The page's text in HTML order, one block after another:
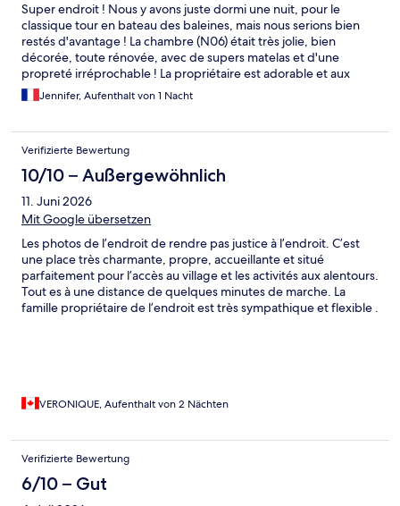
Super endroit ! Nous y avons juste dormi une nuit, pour le
classique tour en bateau des baleines, mais nous serions bien
restés d'avantage ! La chambre (N06) était très jolie, bien
décorée, toute rénovée, avec de supers matelas et d'une
propreté irréprochable ! La propriétaire est adorable et aux
petits soins!! Elle nous a donné de supers conseils, merci à elle!
🙏 Allez y les yeux fermés !!
Jennifer, Aufenthalt von 1 Nacht
Verifizierte Bewertung
10/10 – Außergewöhnlich
11. Juni 2026
Mit Google übersetzen
Les photos de l’endroit de rendre pas justice à l’endroit. C’est
une place très charmante, propre, accueillante et situé
parfaitement pour l’accès au village et les activités aux alentours.
Tout es à une distance de quelques minutes de marche. La
famille propriétaire de l’endroit est très sympathique et flexible .
VERONIQUE, Aufenthalt von 2 Nächten
Verifizierte Bewertung
6/10 – Gut